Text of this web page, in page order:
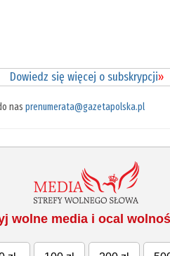
Dowiedz się więcej o subskrypcji»
nasprenumerata@gazetapolska.pl
wolne media i ocal